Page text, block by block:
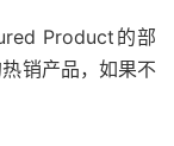
Product的部
销产品，如果不